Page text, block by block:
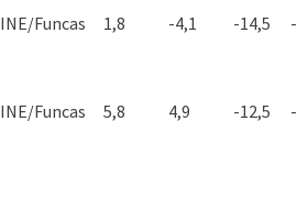
INE/Funcas 1,8 -4,1 -14,5
INE/Funcas 5,8 4,9 -12,5